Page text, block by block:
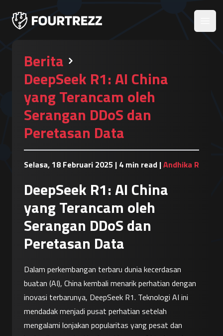
Berita
DeepSeek R1: AI China
yang Terancam oleh
Serangan DDoS dan
Peretasan Data
Selasa, 18 Februari 2025 | 4 min read |Andhika R
DeepSeek R1: AI China
yang Terancam oleh
Serangan DDoS dan
Peretasan Data
Dalam perkembangan terbaru dunia kecerdasan
buatan (AI), China kembali menarik perhatian dengan
inovasi terbarunya, DeepSeek R1. Teknologi AI ini
mendadak menjadi pusat perhatian setelah
mengalami lonjakan popularitas yang pesat dan